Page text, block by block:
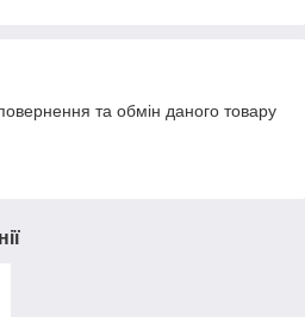
та обмін даного товару